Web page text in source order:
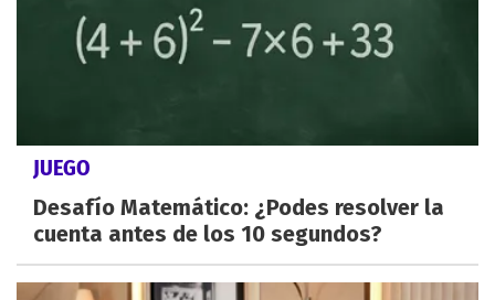
JUEGO
Desafío Matemático: ¿Podes resolver la
cuenta antes de los 10 segundos?